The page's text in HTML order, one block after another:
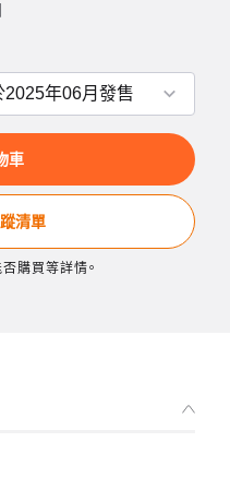
車
清單
購買等詳情。